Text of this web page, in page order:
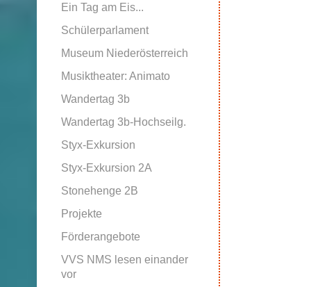
Ein Tag am Eis...
Schülerparlament
Museum Niederösterreich
Musiktheater: Animato
Wandertag 3b
Wandertag 3b-Hochseilg.
Styx-Exkursion
Styx-Exkursion 2A
Stonehenge 2B
Projekte
Förderangebote
VVS NMS lesen einander
vor